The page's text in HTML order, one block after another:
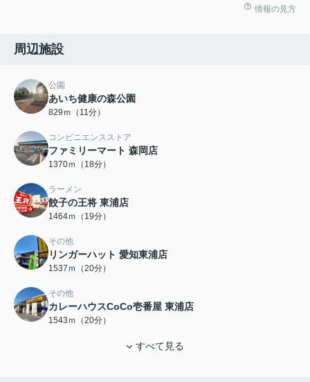
情報の見方
周辺施設
公園
あいち健康の森公園
829ｍ（11分）
コンビニエンスストア
ファミリーマート 森岡店
1370ｍ（18分）
ラーメン
餃子の王将 東浦店
1464ｍ（19分）
その他
リンガーハット 愛知東浦店
1537ｍ（20分）
その他
カレーハウスCoCo壱番屋 東浦店
1543ｍ（20分）
すべて見る